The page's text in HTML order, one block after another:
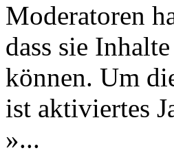
Moderatoren
dass sie
können. Um
ist aktiviertes
»...